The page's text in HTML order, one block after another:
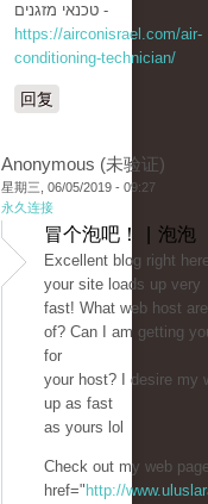
טכנאי מזגנים -
https://airconisrael.com/air-
conditioning-technician/
回复
Anonymous (未验证)
星期三, 06/05/2019 - 09:27
永久连接
冒个泡吧！ | 泡泡
Excellent blog right
your site loads up very
fast! What web host
of? Can I am getting
for
your host? I desire my
up as fast
as yours lol
Check out my web
href=" http://